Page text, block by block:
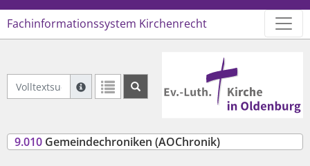
Fachinformationssystem Kirchenrecht
Volltextsuche Geltendes RechtSuche mit Platzhalter "*", Bsp. Pfarrer*, findet
Weitere Suchoperatoren finden Sie in unserer Hilfe.
Logo Ev.-Luth. Kirche in
9.010 Gemeindechroniken (AOChronik)